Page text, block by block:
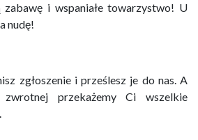
zabawę i wspaniałe towarzystwo! U
nudę!
zgłoszenie i prześlesz je do nas. A
przekażemy Ci wszelkie